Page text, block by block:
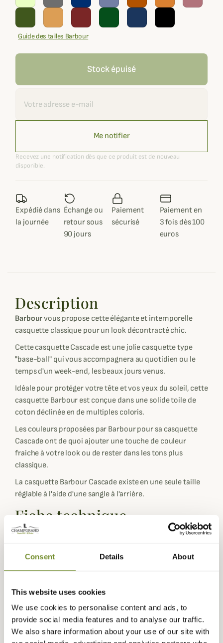
Consent Details About
This website uses cookies
We use cookies to personalise content and ads, to
provide social media features and to analyse our traffic.
We also share information about your use of our site with
Guide des tailles Barbour
Stock épuisé
Me notifier
Recevez une notification dès que ce produit est de nouveau
disponible.
Expédié dans
la journée
Échange ou
retour sous
90 jours
Paiement
sécurisé
Paiement en
3 fois dès 100
euros
Description
Barbourvous propose cette élégante et intemporelle
casquette classique pour un look décontracté chic.
Cette casquette Cascade est une jolie casquette type
"base-ball" qui vous accompagnera au quotidien ou le
temps d'un week-end, les beaux jours venus.
Idéale pour protéger votre tête et vos yeux du soleil, cette
casquette Barbour est conçue dans une solide toile de
coton déclinée en de multiples coloris.
Les couleurs proposées par Barbour pour sa casquette
Cascade ont de quoi ajouter une touche de couleur
fraiche à votre look ou de rester dans les tons plus
classique.
La casquette Barbour Cascade existe en une seule taille
réglable à l'aide d'une sangle à l'arrière.
Fiche technique
Matières
Coloris
Beige, Bleu, Gris, Noir, Rose, Rouge,
Matière Coton
Genre Mixte